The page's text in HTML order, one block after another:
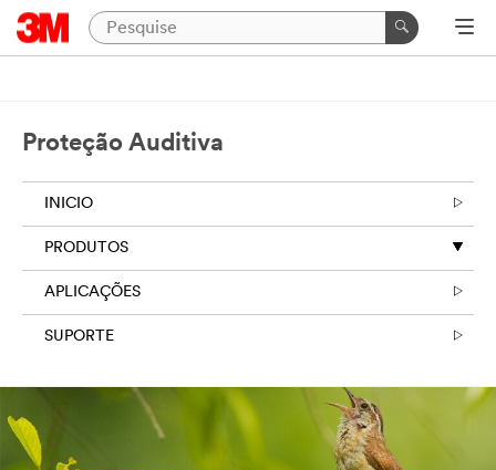
Proteção Auditiva
INICIO
PRODUTOS
APLICAÇÕES
SUPORTE